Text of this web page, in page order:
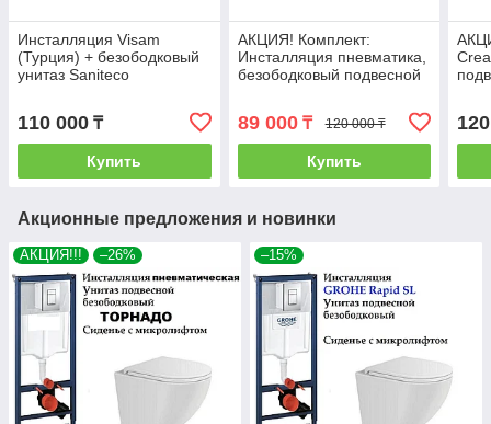
Инсталляция Visam
(Турция) + безободковый
унитаз Saniteco
110 000 ₸
Купить
АКЦИЯ! Комплект:
Инсталляция пневматика,
безободковый подвесной
89 000₸ 120 000 ₸
Купить
Акционные предложения и новинки
АКЦИЯ!!! –26% –15%